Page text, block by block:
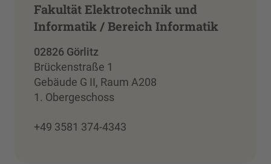
Fakultät Elektrotechnik und
Informatik / Bereich Informatik
02826 Görlitz
Brückenstraße 1
Gebäude G II, Raum A208
1. Obergeschoss
+49 3581 374-4343